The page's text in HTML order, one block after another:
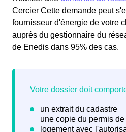
Cercier Cette demande peut
fournisseur d'énergie de votre
auprès du gestionnaire du
de Enedis dans 95% des cas.